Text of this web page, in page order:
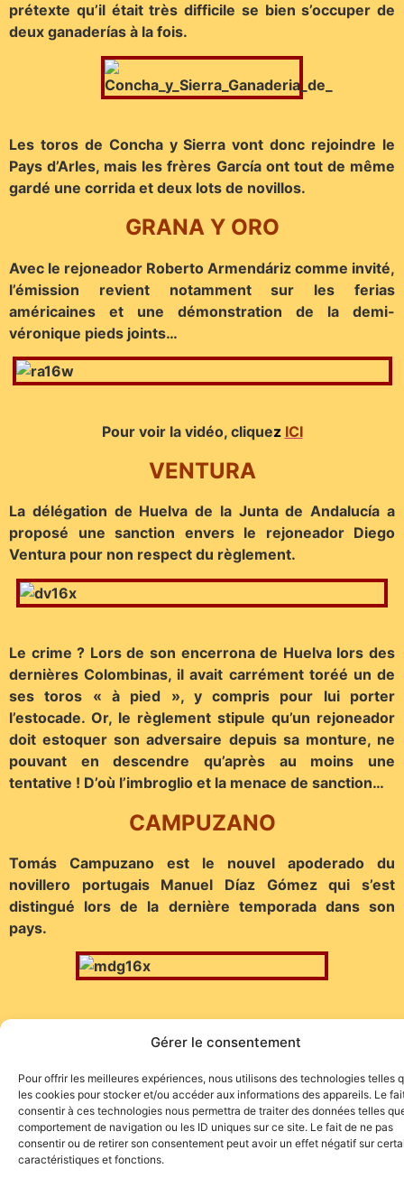
Gérer le consentement
Pour offrir les meilleures expériences, nous utilisons des technologies telles
les cookies pour stocker et/ou accéder aux informations des appareils. Le
consentir à ces technologies nous permettra de traiter des données telles
comportement de navigation ou les ID uniques sur ce site. Le fait de ne pas
consentir ou de retirer son consentement peut avoir un effet négatif sur
caractéristiques et fonctions.
prétexte qu’il était très difficile se bien s’occuper de
deux ganaderías à la fois.
Les toros de Concha y Sierra vont donc rejoindre le
Pays d’Arles, mais les frères García ont tout de même
gardé une corrida et deux lots de novillos.
GRANA Y ORO
Avec le rejoneador Roberto Armendáriz comme invité,
l’émission revient notamment sur les ferias
américaines et une démonstration de la demi-
véronique pieds joints…
Pour voir la vidéo, cliquez ICI
VENTURA
La délégation de Huelva de la Junta de Andalucía a
proposé une sanction envers le rejoneador Diego
Ventura pour non respect du règlement.
Le crime ? Lors de son encerrona de Huelva lors des
dernières Colombinas, il avait carrément toréé un de
ses toros « à pied », y compris pour lui porter
l’estocade. Or, le règlement stipule qu’un rejoneador
doit estoquer son adversaire depuis sa monture, ne
pouvant en descendre qu’après au moins une
tentative ! D’où l’imbroglio et la menace de sanction…
CAMPUZANO
Tomás Campuzano est le nouvel apoderado du
novillero portugais Manuel Díaz Gómez qui s’est
distingué lors de la dernière temporada dans son
pays.
Site de l'association TOROFIESTA